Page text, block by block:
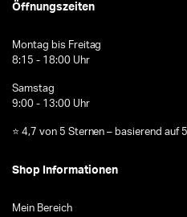
Öffnungszeiten
Montag bis Freitag
8:15 - 18:00 Uhr
Samstag
9:00 - 13:00 Uhr
⭐ 4,7 von 5 Sternen – basierend auf
Shop Informationen
Mein Bereich